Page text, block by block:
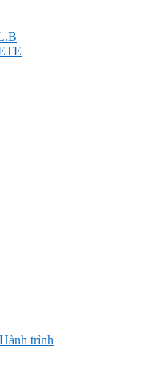
trình